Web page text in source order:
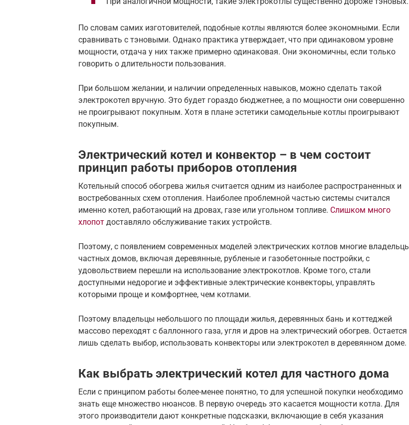
По словам самих изготовителей, подобные котлы являются более экономными. Если
сравнивать с тэновыми. Однако практика утверждает, что при одинаковом уровне
мощности, отдача у них также примерно одинаковая. Они экономичны, если только
говорить о длительности пользования.
При большом желании, и наличии определенных навыков, можно сделать такой
электрокотел вручную. Это будет гораздо бюджетнее, а по мощности они совершенно
не проигрывают покупным. Хотя в плане эстетики самодельные котлы проигрывают
покупным.
Электрический котел и конвектор – в чем состоит
принцип работы приборов отопления
Котельный способ обогрева жилья считается одним из наиболее распространенных и
востребованных схем отопления. Наиболее проблемной частью системы считался
именно котел, работающий на дровах, газе или угольном топливе. Слишком много
хлопот доставляло обслуживание таких устройств.
Поэтому, с появлением современных моделей электрических котлов многие
частных домов, включая деревянные, рубленые и газобетонные постройки, с
удовольствием перешли на использование электрокотлов. Кроме того, стали
доступными недорогие и эффективные электрические конвекторы, управлять
которыми проще и комфортнее, чем котлами.
Поэтому владельцы небольшого по площади жилья, деревянных бань и коттеджей
массово переходят с баллонного газа, угля и дров на электрический обогрев. Остается
лишь сделать выбор, использовать конвекторы или электрокотел в деревянном доме.
Как выбрать электрический котел для частного дома
Если с принципом работы более-менее понятно, то для успешной покупки необходимо
знать еще множество нюансов. В первую очередь это касается мощности котла. Для
этого производители дают конкретные подсказки, включающие в себя указания